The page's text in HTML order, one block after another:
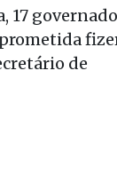
17
de